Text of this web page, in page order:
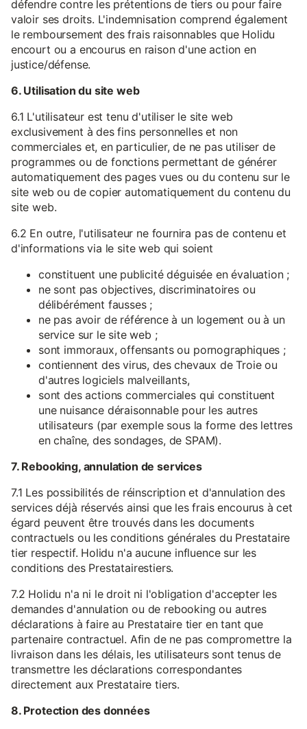
défendre contre les prétentions de tiers ou pour faire
valoir ses droits. L'indemnisation comprend également
le remboursement des frais raisonnables que Holidu
encourt ou a encourus en raison d'une action en
justice/défense.
6. Utilisation du site web
6.1 L'utilisateur est tenu d'utiliser le site web
exclusivement à des fins personnelles et non
commerciales et, en particulier, de ne pas utiliser de
programmes ou de fonctions permettant de générer
automatiquement des pages vues ou du contenu sur le
site web ou de copier automatiquement du contenu du
site web.
6.2 En outre, l'utilisateur ne fournira pas de contenu et
d'informations via le site web qui soient
constituent une publicité déguisée en évaluation ;
ne sont pas objectives, discriminatoires ou
délibérément fausses ;
ne pas avoir de référence à un logement ou à un
service sur le site web ;
sont immoraux, offensants ou pornographiques ;
contiennent des virus, des chevaux de Troie ou
d'autres logiciels malveillants,
sont des actions commerciales qui constituent
une nuisance déraisonnable pour les autres
utilisateurs (par exemple sous la forme des lettres
en chaîne, des sondages, de SPAM).
7. Rebooking, annulation de services
7.1 Les possibilités de réinscription et d'annulation des
services déjà réservés ainsi que les frais encourus à cet
égard peuvent être trouvés dans les documents
contractuels ou les conditions générales du Prestataire
tier respectif. Holidu n'a aucune influence sur les
conditions des Prestatairestiers.
7.2 Holidu n'a ni le droit ni l'obligation d'accepter les
demandes d'annulation ou de rebooking ou autres
déclarations à faire au Prestataire tier en tant que
partenaire contractuel. Afin de ne pas compromettre la
livraison dans les délais, les utilisateurs sont tenus de
transmettre les déclarations correspondantes
directement aux Prestataire tiers.
8. Protection des données